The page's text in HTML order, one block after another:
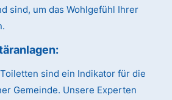
sind, um das Wohlgefühl Ihrer
sind ein Indikator für die
Gemeinde. Unsere Experten